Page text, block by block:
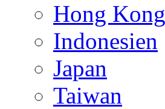
Hong Kong
Indonesien
Japan
Taiwan